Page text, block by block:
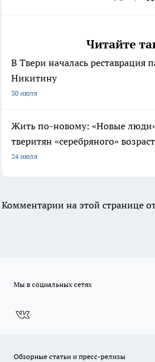
Читайте
В Твери началась реставрация
Никитину
30 июля
Жить по-новому: «Новые
тверитян «серебряного»
24 июля
Комментарии на этой странице
Мы в социальных сетях
Обзорные статьи и пресс-релизы